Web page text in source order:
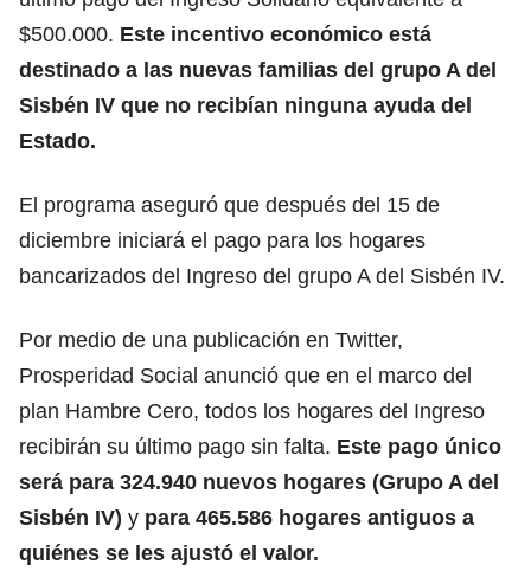
$500.000. Este incentivo económico está
destinado a las nuevas familias del grupo A del
Sisbén IV que no recibían ninguna ayuda del
Estado.
El programa aseguró que después del 15 de
diciembre iniciará el pago para los hogares
bancarizados del Ingreso del grupo A del Sisbén IV.
Por medio de una publicación en Twitter,
Prosperidad Social anunció que en el marco del
plan Hambre Cero, todos los hogares del Ingreso
recibirán su último pago sin falta. Este pago único
será para 324.940 nuevos hogares (Grupo A del
Sisbén IV) y para 465.586 hogares antiguos a
quiénes se les ajustó el valor.